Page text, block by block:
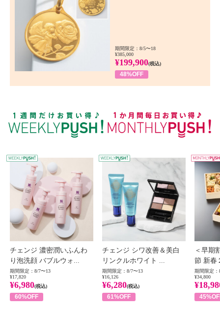
期間限定：8/5〜18
¥385,000
¥199,900(税込)
48%OFF
WEEKLY PUSH
チェンジ 濃密潤いふんわ
り泡洗顔 バブルウォ...
期間限定：8/7〜13
¥17,820
¥6,980(税込)
60%OFF
チェンジ シワ改善＆美白
リンクルホワイト ...
期間限定：8/7〜13
¥16,126
¥6,280(税込)
61%OFF
＜早期
節 新春
期間限定：
¥34,800